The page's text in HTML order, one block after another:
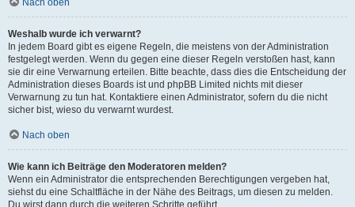
Nach oben
Weshalb wurde ich verwarnt?
In jedem Board gibt es eigene Regeln, die meistens von der Administration
festgelegt werden. Wenn du gegen eine dieser Regeln verstoßen hast, kann
sie dir eine Verwarnung erteilen. Bitte beachte, dass dies die Entscheidung der
Administration dieses Boards ist und phpBB Limited nichts mit dieser
Verwarnung zu tun hat. Kontaktiere einen Administrator, sofern du die nicht
sicher bist, wieso du verwarnt wurdest.
Nach oben
Wie kann ich Beiträge den Moderatoren melden?
Wenn ein Administrator die entsprechenden Berechtigungen vergeben hat,
siehst du eine Schaltfläche in der Nähe des Beitrags, um diesen zu melden.
Du wirst dann durch die weiteren Schritte geführt.